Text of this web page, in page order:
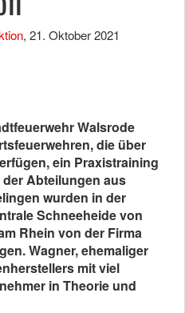
, 21. Oktober 2021
Walsrode
die über
ein Praxistraining
Abteilungen aus
wurden in der
Schneeheide von
Rhein von der Firma
Wagner, ehemaliger
mit viel
in Theorie und